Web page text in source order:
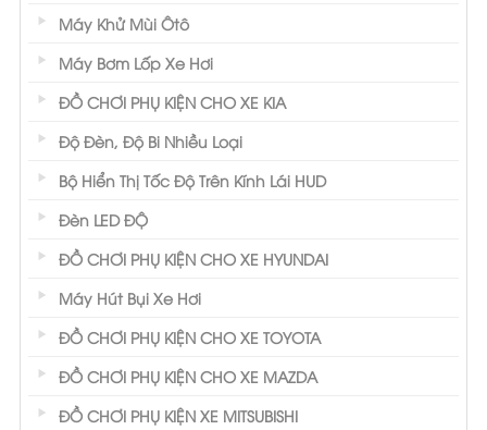
Máy Khử Mùi Ôtô
Máy Bơm Lốp Xe Hơi
ĐỒ CHƠI PHỤ KIỆN CHO XE KIA
Độ Đèn, Độ Bi Nhiều Loại
Bộ Hiển Thị Tốc Độ Trên Kính Lái HUD
Đèn LED ĐỘ
ĐỒ CHƠI PHỤ KIỆN CHO XE HYUNDAI
Máy Hút Bụi Xe Hơi
ĐỒ CHƠI PHỤ KIỆN CHO XE TOYOTA
ĐỒ CHƠI PHỤ KIỆN CHO XE MAZDA
ĐỒ CHƠI PHỤ KIỆN XE MITSUBISHI